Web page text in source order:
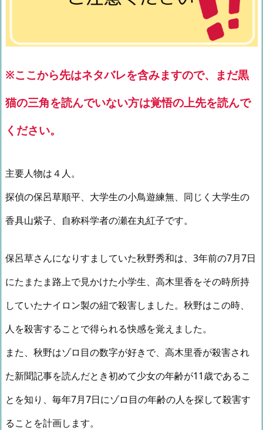
※ここから先はネタバレを含みますので、まだ黒
猫の三角を読んでいない方は覚悟の上先を読んで
ください。
主要人物は４人。
探偵の保呂草順平、大学生の小鳥遊練無、同じく大学生の
香具山紫子、自称科学者の瀬在丸紅子です。
保呂草さんになりすましていた秋野秀和は、3年前の7月7日
にたまたま路上で見かけた小学生、高木里香をその時所持
していたナイロン製の紐で殺害しました。秋野はこの時、
人を殺害することで得られる快感を覚えました。
また、秋野はゾロ目の数字が好きで、高木里香が殺害され
た新聞記事を読んだとき初めて少女の年齢が11歳であるこ
とを知り、毎年7月7日にゾロ目の年齢の人を探して殺害す
ることを計画します。